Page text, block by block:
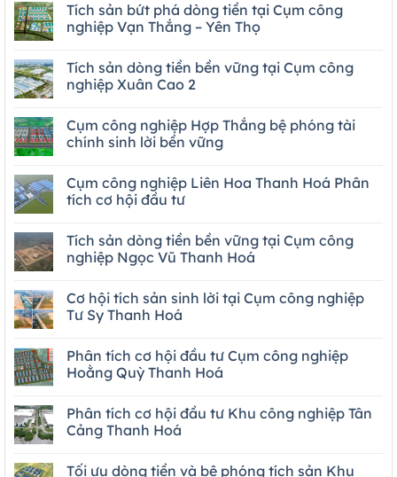
Tích sản bứt phá dòng tiền tại Cụm công
nghiệp Vạn Thắng – Yên Thọ
Tích sản dòng tiền bền vững tại Cụm công
nghiệp Xuân Cao 2
Cụm công nghiệp Hợp Thắng bệ phóng tài
chính sinh lời bền vững
Cụm công nghiệp Liên Hoa Thanh Hoá Phân
tích cơ hội đầu tư
Tích sản dòng tiền bền vững tại Cụm công
nghiệp Ngọc Vũ Thanh Hoá
Cơ hội tích sản sinh lời tại Cụm công nghiệp
Tư Sy Thanh Hoá
Phân tích cơ hội đầu tư Cụm công nghiệp
Hoằng Quỳ Thanh Hoá
Phân tích cơ hội đầu tư Khu công nghiệp Tân
Cảng Thanh Hoá
Tối ưu dòng tiền và bệ phóng tích sản Khu